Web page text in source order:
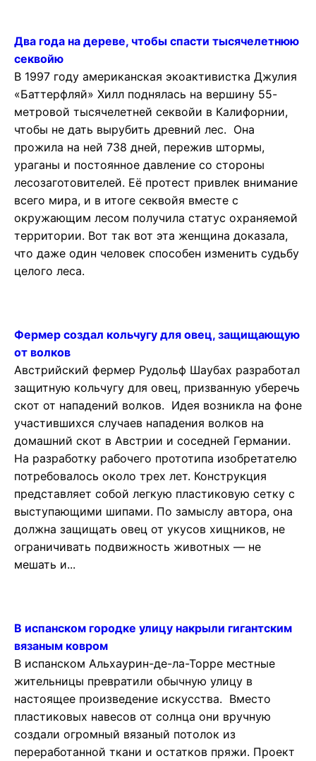
Два года на дереве, чтобы спасти тысячелетнюю
секвойю
В 1997 году американская экоактивистка Джулия
«Баттерфляй» Хилл поднялась на вершину 55-
метровой тысячелетней секвойи в Калифорнии,
чтобы не дать вырубить древний лес. Она
прожила на ней 738 дней, пережив штормы,
ураганы и постоянное давление со стороны
лесозаготовителей. Её протест привлек внимание
всего мира, и в итоге секвойя вместе с
окружающим лесом получила статус охраняемой
территории. Вот так вот эта женщина доказала,
что даже один человек способен изменить судьбу
целого леса.
Фермер создал кольчугу для овец, защищающую
от волков
Австрийский фермер Рудольф Шаубах разработал
защитную кольчугу для овец, призванную уберечь
скот от нападений волков. Идея возникла на фоне
участившихся случаев нападения волков на
домашний скот в Австрии и соседней Германии.
На разработку рабочего прототипа изобретателю
потребовалось около трех лет. Конструкция
представляет собой легкую пластиковую сетку с
выступающими шипами. По замыслу автора, она
должна защищать овец от укусов хищников, не
ограничивать подвижность животных — не
мешать и...
В испанском городке улицу накрыли гигантским
вязаным ковром
В испанском Альхаурин-де-ла-Торре местные
жительницы превратили обычную улицу в
настоящее произведение искусства. Вместо
пластиковых навесов от солнца они вручную
создали огромный вязаный потолок из
переработанной ткани и остатков пряжи. Проект